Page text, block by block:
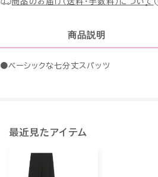
商品説明
●ベーシックな七分丈スパッツ
最近見たアイテム